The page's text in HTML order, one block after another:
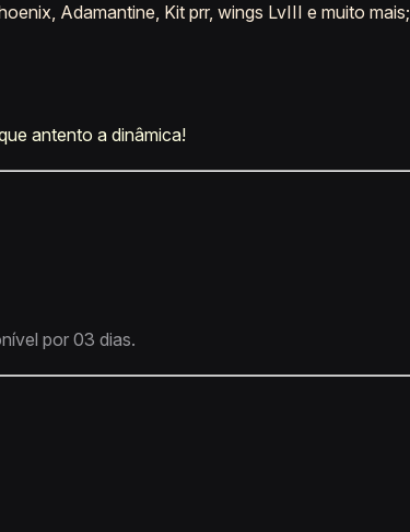
Adamantine, Kit prr, wings LvIII e muito mais;
antento a dinâmica!
por 03 dias.